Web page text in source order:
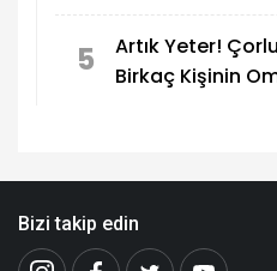
5
Artık Yeter!
Birkaç Kişinin
Bizi takip edin